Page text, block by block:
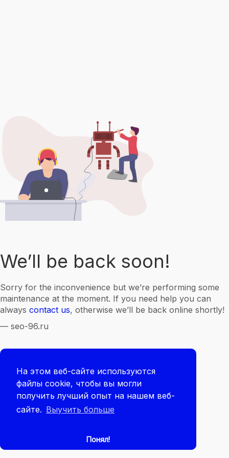
На этом веб-сайте используются
файлы cookie, чтобы вы могли
получить лучший опыт на нашем веб-
сайте. Выучить больше
Понял!
We’ll be back soon!
Sorry for the inconvenience but we’re performing some
maintenance at the moment. If you need help you can
always contact us, otherwise we’ll be back online shortly!
— seo-96.ru